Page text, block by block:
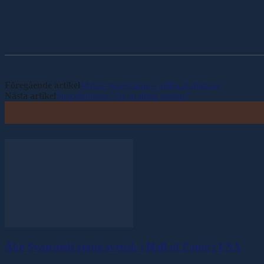
Föregående artikelMalins superchans – jobba åt stjärnan
Nästa artikelSuccébutiken: ”Är en riktig rensare”
Åke Svanstedt sjätte svensk i Hall of Fame i USA